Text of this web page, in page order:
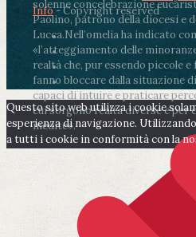
solenne concelebrazione
Paolino, patrono della diocesi e
Lucca.Nell’omelia ha indicato
«l’atteggiamento delle
realtà che, pur essendo piccole
fanno bloccare dalla situazione
capaci di intuire e praticare
cui sorgono realtà diverse e per
inedite».
Info- Copyright reserved
Questo sito web utilizza i cookie
esperienza di navigazione.
a tutti i cookie in conformità con la